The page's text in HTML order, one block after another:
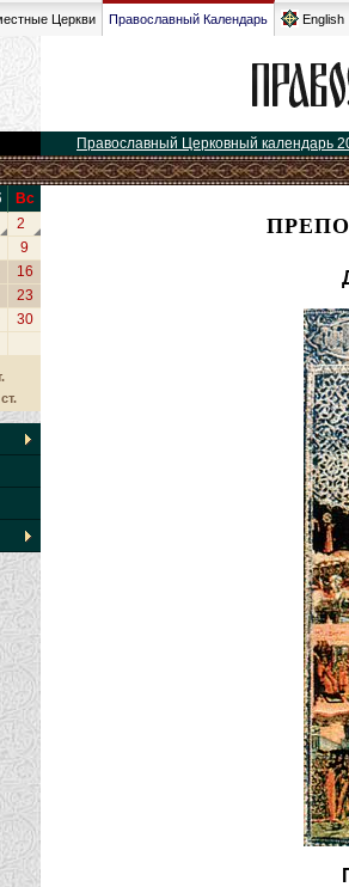
Церкви Православный Календарь English
Православный Церковный календарь
Вс
2
9
16
23
30